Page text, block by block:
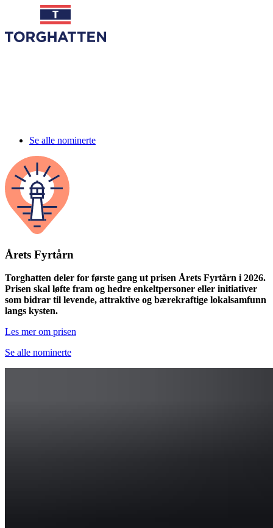
Se alle nominerte
Årets Fyrtårn
Torghatten deler for første gang ut prisen Årets Fyrtårn i 2026.
Prisen skal løfte fram og hedre enkeltpersoner eller initiativer
som bidrar til levende, attraktive og bærekraftige lokalsamfunn
langs kysten.
Les mer om prisen
Se alle nominerte